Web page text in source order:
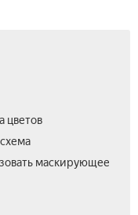
цветов
маскирующее